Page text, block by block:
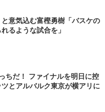
と意気込む富樫勇樹「バスケの
るような試合を」
ちだ！ ファイナルを明日に控
とアルバルク東京が横アリに